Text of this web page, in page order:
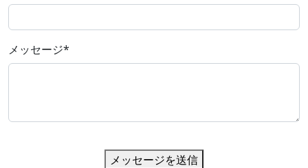
メッセージ*
メッセージを送信